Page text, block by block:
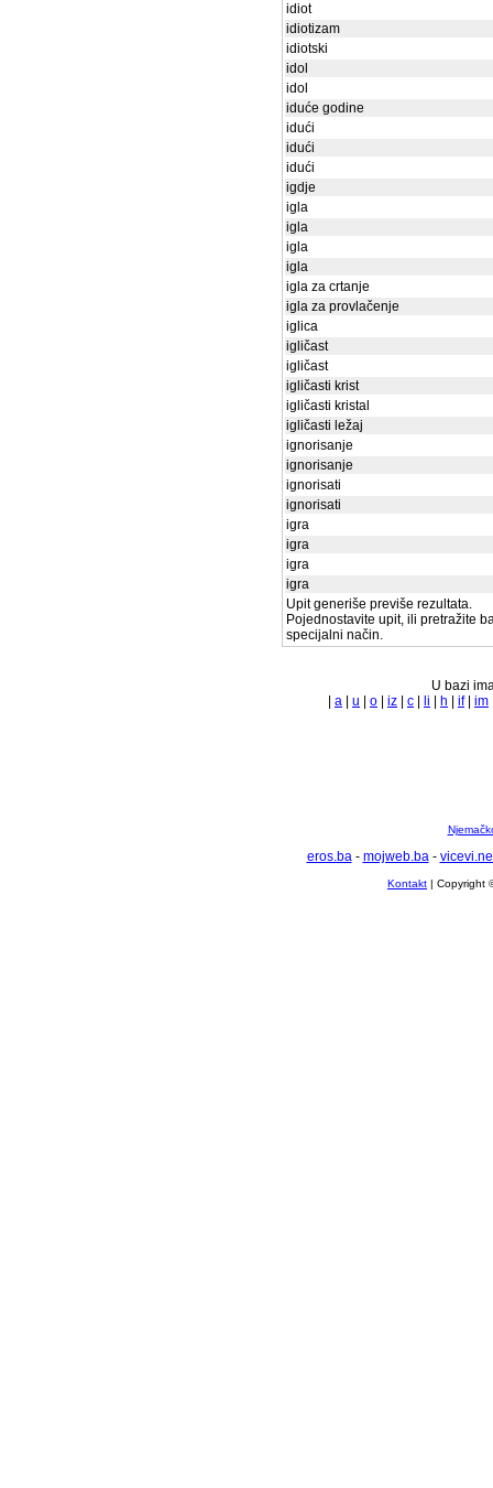
idiot
idiotizam
idiotski
idol
idol
iduće godine
idući
idući
idući
igdje
igla
igla
igla
igla
igla za crtanje
igla za provlačenje
iglica
igličast
igličast
igličasti krist
igličasti kristal
igličasti ležaj
ignorisanje
ignorisanje
ignorisati
ignorisati
igra
igra
igra
igra
Upit generiše previše rezultata.
Pojednostavite upit, ili pretražite
specijalni način.
U bazi
a u o iz c li h if| im
eros.ba- mojweb.ba-
Kontakt | Copyright